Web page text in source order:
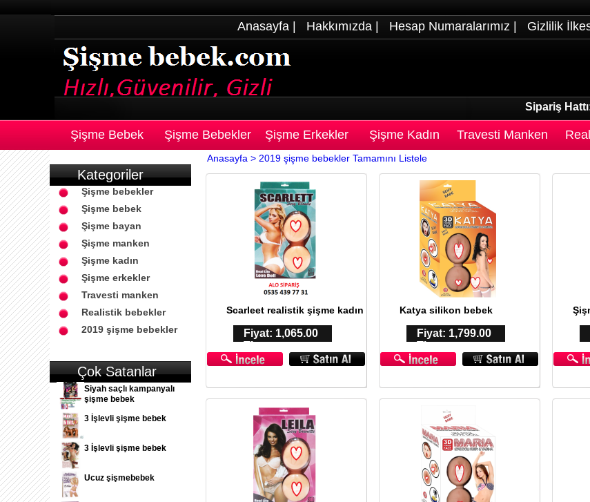
Anasayfa Hakkımızda Hesap Numaralarımız Gizlilik
Sipariş
Şişme Bebek Şişme Bebekler Şişme Erkekler Şişme Kadın Travesti Manken
Kategoriler
Şişme bebekler
Şişme bebek
Şişme bayan
Şişme manken
Şişme kadın
Şişme erkekler
Travesti manken
Realistik bebekler
2019 şişme bebekler
Çok Satanlar
Siyah saçlı kampanyalı
şişme bebek
3 İşlevli şişme bebek
3 İşlevli şişme bebek
Ucuz şişmebebek
Anasayfa > 2019 şişme bebekler Tamamını Listele
Scarleet realistik şişme kadın
Fiyat: 1,065.00
TL
Katya silikon bebek
Fiyat: 1,799.00
TL